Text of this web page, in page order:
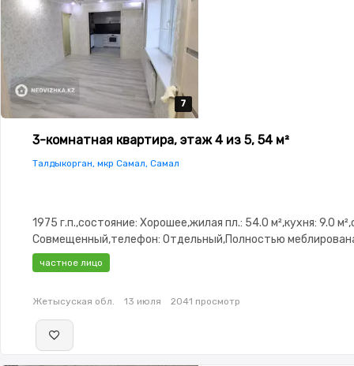
7
7
7
7
7
3-комнатная квартира, этаж 4 из 5, 54 м²
Талдыкорган, мкр Самал, Самал
1975 г.п.,состояние: Хорошее,жилая пл.: 54.0 м²,кухня: 9.0
Совмещенный,телефон: Отдельный,Полностью
меблирована,паркинг:
изолированы,Кухня-студия,Встроенная кухня,Новая
частное лицо
Жетысуская обл. 13 июля 2041 просмотр